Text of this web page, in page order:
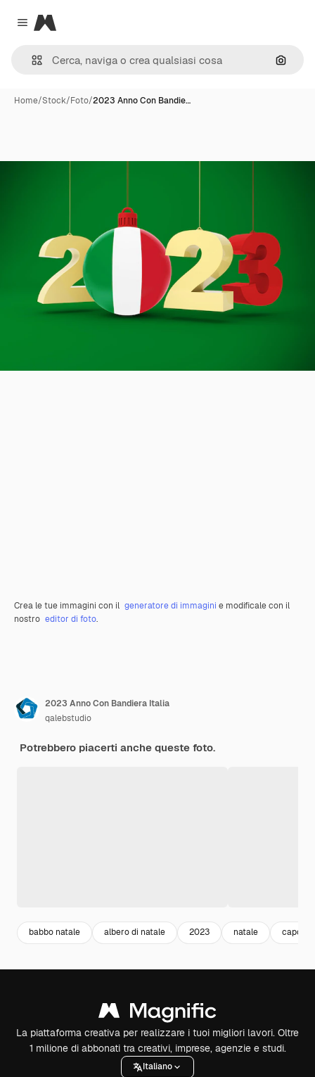
Close menu
Magnific
Cerca
Home/Stock/Foto/2023 Anno Con Bandie…
Crea le tue immagini con il generatore di immagini e modificale con il
nostro editor di foto.
2023 Anno Con Bandiera Italia
qalebstudio
Potrebbero piacerti anche queste foto.
babbo natale albero di natale 2023 natale
La piattaforma creativa per realizzare i tuoi migliori lavori. Oltre
1 milione di abbonati tra creativi, imprese, agenzie e studi.
Italiano